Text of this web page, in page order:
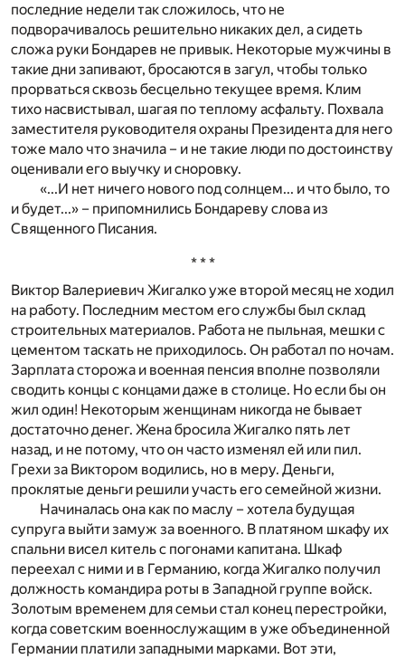
последние недели так сложилось, что не
подворачивалось решительно никаких дел, а сидеть
сложа руки Бондарев не привык. Некоторые мужчины в
такие дни запивают, бросаются в загул, чтобы только
прорваться сквозь бесцельно текущее время. Клим
тихо насвистывал, шагая по теплому асфальту. Похвала
заместителя руководителя охраны Президента для него
тоже мало что значила – и не такие люди по достоинству
оценивали его выучку и сноровку.
«...И нет ничего нового под солнцем... и что было, то
и будет...» – припомнились Бондареву слова из
Священного Писания.
* * *
Виктор Валериевич Жигалко уже второй месяц не ходил
на работу. Последним местом его службы был склад
строительных материалов. Работа не пыльная, мешки с
цементом таскать не приходилось. Он работал по ночам.
Зарплата сторожа и военная пенсия вполне позволяли
сводить концы с концами даже в столице. Но если бы он
жил один! Некоторым женщинам никогда не бывает
достаточно денег. Жена бросила Жигалко пять лет
назад, и не потому, что он часто изменял ей или пил.
Грехи за Виктором водились, но в меру. Деньги,
проклятые деньги решили участь его семейной жизни.
Начиналась она как по маслу – хотела будущая
супруга выйти замуж за военного. В платяном шкафу их
спальни висел китель с погонами капитана. Шкаф
переехал с ними и в Германию, когда Жигалко получил
должность командира роты в Западной группе войск.
Золотым временем для семьи стал конец перестройки,
когда советским военнослужащим в уже объединенной
Германии платили западными марками. Вот эти,